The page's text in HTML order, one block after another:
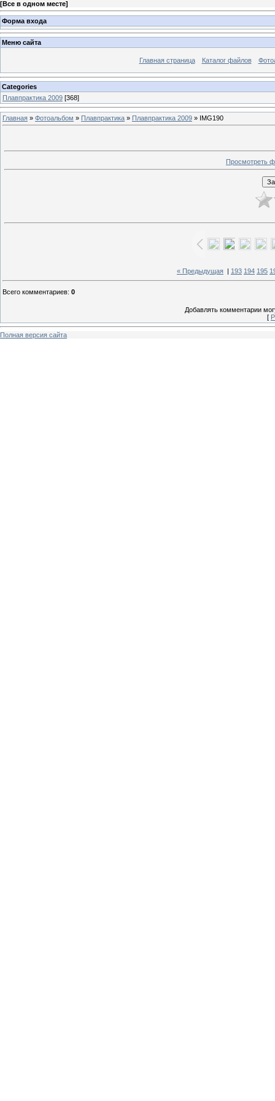
[Все в одном месте]
Форма входа
Меню сайта
Главная страница Каталог файлов
Categories
Плавпрактика 2009 [368]
Главная » Фотоальбом » Плавпрактика » Плавпрактика 2009 » IMG190
Просмотреть
« Предыдущая 193 194 195
Всего комментариев: 0
Добавлять комментарии
[
Полная версия сайта